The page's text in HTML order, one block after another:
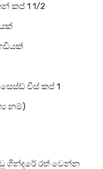
කප් 1 1/2
චීස් කප් 1
නම්)
ගින්දරේ රත් වෙන්න